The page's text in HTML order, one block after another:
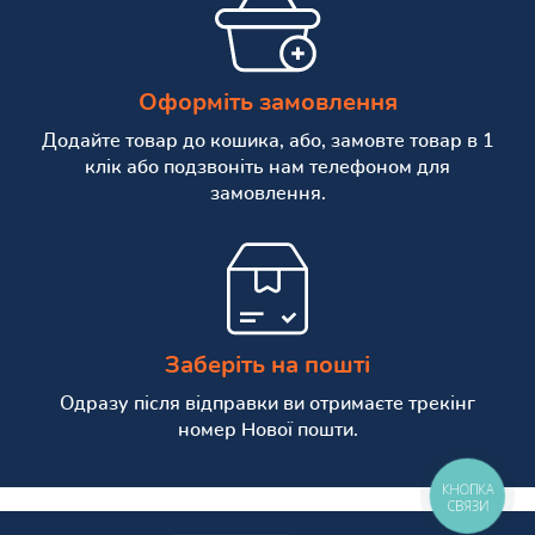
Оформіть замовлення
Додайте товар до кошика, або, замовте товар в 1
клік або подзвоніть нам телефоном для
замовлення.
Заберіть на пошті
Одразу після відправки ви отримаєте трекінг
номер Нової пошти.
КНОПКА
СВЯЗИ